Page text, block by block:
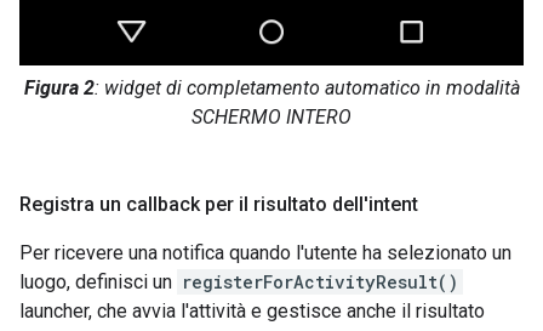
Figura 2: widget di completamento automatico in modalità
SCHERMO INTERO
Registra un callback per il risultato dell'intent
Per ricevere una notifica quando l'utente ha selezionato un
luogo, definisci un registerForActivityResult()
launcher, che avvia l'attività e gestisce anche il risultato